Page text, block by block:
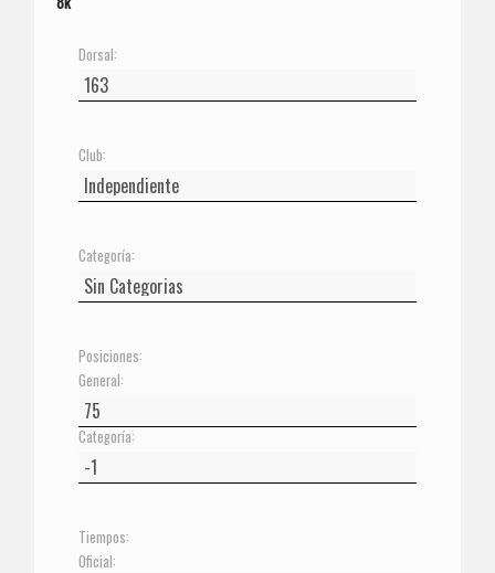
Dorsal:
Club:
Categoría:
Posiciones:
General:
Categoría:
Tiempos:
Oficial: